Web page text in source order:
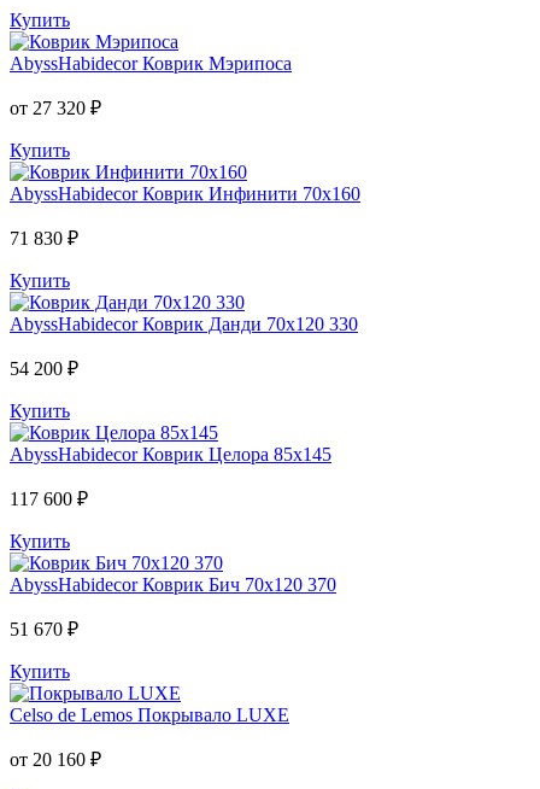
Купить
AbyssHabidecor Коврик Мэрипоса
от 27 320 ₽
Купить
AbyssHabidecor Коврик Инфинити 70х160
71 830 ₽
Купить
AbyssHabidecor Коврик Данди 70х120 330
54 200 ₽
Купить
AbyssHabidecor Коврик Целора 85х145
117 600 ₽
Купить
AbyssHabidecor Коврик Бич 70х120 370
51 670 ₽
Купить
Celso de Lemos Покрывало LUXE
от 20 160 ₽